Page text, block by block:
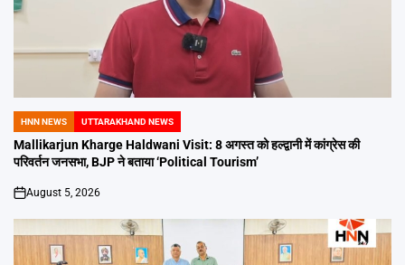
POSTED
IN
HNN NEWS UTTARAKHAND NEWS
Mallikarjun Kharge Haldwani Visit: 8 अगस्त को हल्द्वानी में कांग्रेस की
परिवर्तन जनसभा, BJP ने बताया ‘Political Tourism’
on
August 5, 2026